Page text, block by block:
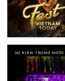
SỰ KIỆN TRONG NƯỚC